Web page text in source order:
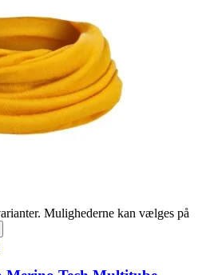
Mulighederne kan vælges på